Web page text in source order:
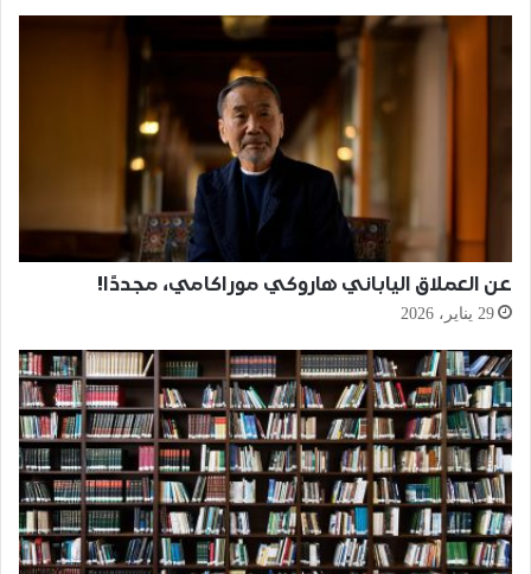
عن العملاق الياباني هاروكي موراكامي، مجددًا!
29 يناير، 2026